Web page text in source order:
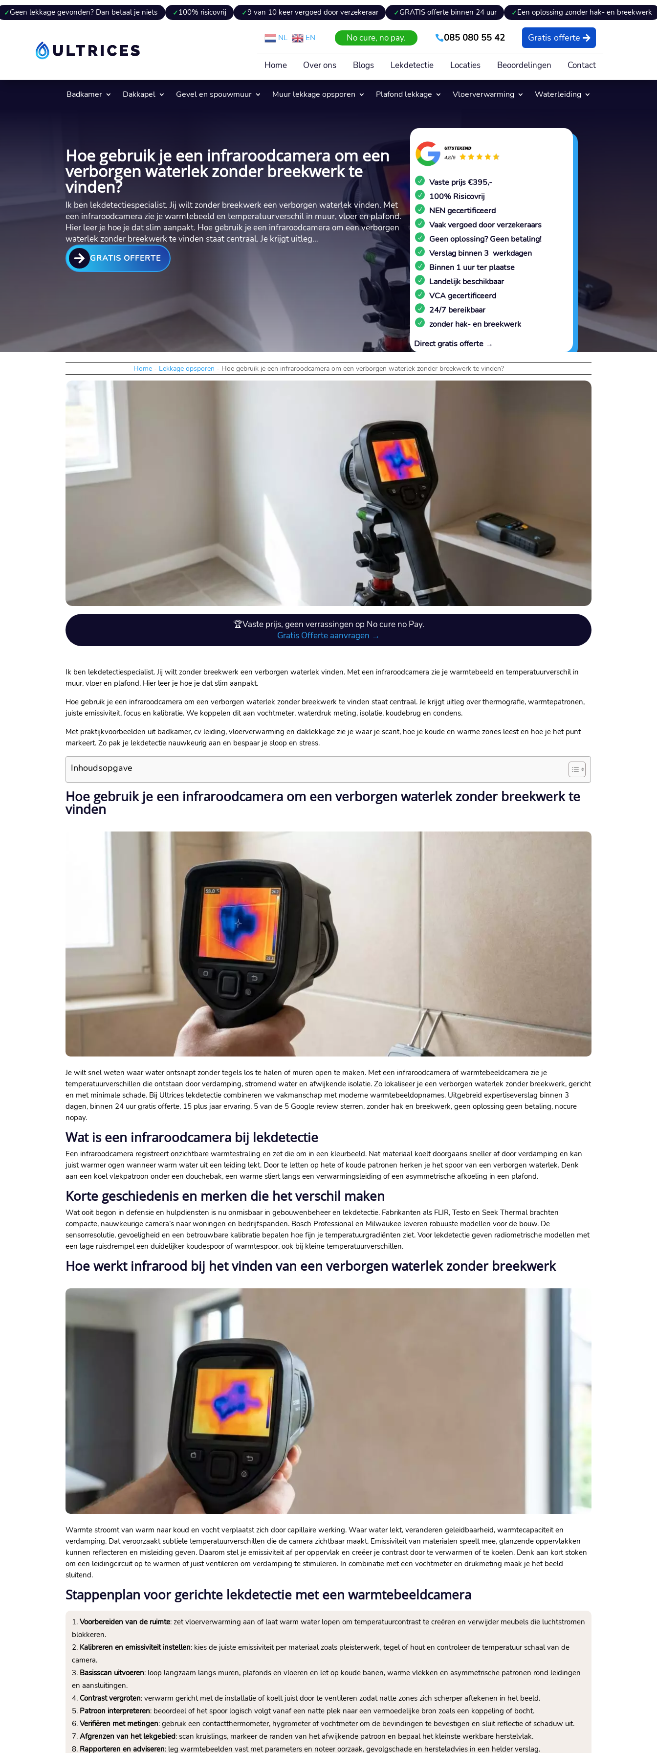
gevonden? Dan betaal je niets 100% risicovrij 9 van 10 keer vergoed door verzekeraar GRATIS offerte binnen 24 uur Een oplossing zonder hak- en breekwerk
NL EN No cure, no pay. 085 080 55 42 Gratis offerte
Home Over ons Blogs Lekdetectie Locaties Beoordelingen Contact
Badkamer Dakkapel Gevel en spouwmuur Muur lekkage opsporen Plafond lekkage Vloerverwarming Waterleiding
Hoe gebruik je een infraroodcamera om een
verborgen waterlek zonder breekwerk te
vinden?
Ik ben lekdetectiespecialist.​ Jij wilt zonder breekwerk een verborgen waterlek vinden.​ Met
een infraroodcamera zie je warmtebeeld en temperatuurverschil in muur, vloer en plafond.​
Hier leer je hoe je dat slim aanpakt.​ Hoe gebruik je een infraroodcamera om een verborgen
waterlek zonder breekwerk te vinden staat centraal.​ Je krijgt uitleg…
 GRATIS OFFERTE
Vaste prijs €395,-
100% Risicovrij
NEN gecertificeerd
Vaak vergoed door verzekeraars
Geen oplossing? Geen betaling!
Verslag binnen 3 werkdagen
Binnen 1 uur ter plaatse
Landelijk beschikbaar
VCA gecertificeerd
24/7 bereikbaar
zonder hak- en breekwerk
Direct gratis offerte →
Home - Lekkage opsporen - Hoe gebruik je een infraroodcamera om een verborgen waterlek zonder breekwerk te vinden?
🏆Vaste prijs, geen verrassingen op No cure no Pay.
Gratis Offerte aanvragen →
Ik ben lekdetectiespecialist.​ Jij wilt zonder breekwerk een verborgen waterlek vinden.​ Met een infraroodcamera zie je warmtebeeld en temperatuurverschil in
muur, vloer en plafond.​ Hier leer je hoe je dat slim aanpakt.​
Hoe gebruik je een infraroodcamera om een verborgen waterlek zonder breekwerk te vinden staat centraal.​ Je krijgt uitleg over thermografie, warmtepatronen,
juiste emissiviteit, focus en kalibratie.​ We koppelen dit aan vochtmeter, waterdruk meting, isolatie, koudebrug en condens.​
Met praktijkvoorbeelden uit badkamer, cv leiding, vloerverwarming en daklekkage zie je waar je scant, hoe je koude en warme zones leest en hoe je het punt
markeert.​ Zo pak je lekdetectie nauwkeurig aan en bespaar je sloop en stress.​
Inhoudsopgave
Hoe gebruik je een infraroodcamera om een verborgen waterlek zonder breekwerk te
vinden
Je wilt snel weten waar water ontsnapt zonder tegels los te halen of muren open te maken.​ Met een infraroodcamera of warmtebeeldcamera zie je
temperatuurverschillen die ontstaan door verdamping, stromend water en afwijkende isolatie.​ Zo lokaliseer je een verborgen waterlek zonder breekwerk, gericht
en met minimale schade.​ Bij Ultrices lekdetectie combineren we vakmanschap met moderne warmtebeeldopnames.​ Uitgebreid expertiseverslag binnen 3
dagen, binnen 24 uur gratis offerte, 15 plus jaar ervaring, 5 van de 5 Google review sterren, zonder hak en breekwerk, geen oplossing geen betaling, nocure
nopay.​
Wat is een infraroodcamera bij lekdetectie
Een infraroodcamera registreert onzichtbare warmtestraling en zet die om in een kleurbeeld.​ Nat materiaal koelt doorgaans sneller af door verdamping en kan
juist warmer ogen wanneer warm water uit een leiding lekt.​ Door te letten op hete of koude patronen herken je het spoor van een verborgen waterlek.​ Denk
aan een koel vlekpatroon onder een douchebak, een warme sliert langs een verwarmingsleiding of een asymmetrische afkoeling in een plafond.​
Korte geschiedenis en merken die het verschil maken
Wat ooit begon in defensie en hulpdiensten is nu onmisbaar in gebouwenbeheer en lekdetectie.​ Fabrikanten als FLIR, Testo en Seek Thermal brachten
compacte, nauwkeurige camera’s naar woningen en bedrijfspanden.​ Bosch Professional en Milwaukee leveren robuuste modellen voor de bouw.​ De
sensorresolutie, gevoeligheid en een betrouwbare kalibratie bepalen hoe fijn je temperatuurgradiënten ziet.​ Voor lekdetectie geven radiometrische modellen met
een lage ruisdrempel een duidelijker koudespoor of warmtespoor, ook bij kleine temperatuurverschillen.​
Hoe werkt infrarood bij het vinden van een verborgen waterlek zonder breekwerk
Warmte stroomt van warm naar koud en vocht verplaatst zich door capillaire werking.​ Waar water lekt, veranderen geleidbaarheid, warmtecapaciteit en
verdamping.​ Dat veroorzaakt subtiele temperatuurverschillen die de camera zichtbaar maakt.​ Emissiviteit van materialen speelt mee, glanzende oppervlakken
kunnen reflecteren en misleiding geven.​ Daarom stel je emissiviteit af per oppervlak en creëer je contrast door te verwarmen of te koelen.​ Denk aan kort stoken
om een leidingcircuit op te warmen of juist ventileren om verdamping te stimuleren.​ In combinatie met een vochtmeter en drukmeting maak je het beeld
sluitend.​
Stappenplan voor gerichte lekdetectie met een warmtebeeldcamera
Voorbereiden van de ruimte: zet vloerverwarming aan of laat warm water lopen om temperatuurcontrast te creëren en verwijder meubels die luchtstromen
blokkeren.​
Kalibreren en emissiviteit instellen: kies de juiste emissiviteit per materiaal zoals pleisterwerk, tegel of hout en controleer de temperatuur schaal van de
camera.​
Basisscan uitvoeren: loop langzaam langs muren, plafonds en vloeren en let op koude banen, warme vlekken en asymmetrische patronen rond leidingen
en aansluitingen.​
Contrast vergroten: verwarm gericht met de installatie of koelt juist door te ventileren zodat natte zones zich scherper aftekenen in het beeld.​
Patroon interpreteren: beoordeel of het spoor logisch volgt vanaf een natte plek naar een vermoedelijke bron zoals een koppeling of bocht.​
Verifiëren met metingen: gebruik een contactthermometer, hygrometer of vochtmeter om de bevindingen te bevestigen en sluit reflectie of schaduw uit.​
Afgrenzen van het lekgebied: scan kruislings, markeer de randen van het afwijkende patroon en bepaal het kleinste werkbare herstelvlak.​
Rapporteren en adviseren: leg warmtebeelden vast met parameters en noteer oorzaak, gevolgschade en hersteladvies in een helder verslag.​